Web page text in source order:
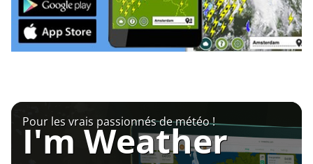
Pour les vrais passionnés de météo !
I'm Weather